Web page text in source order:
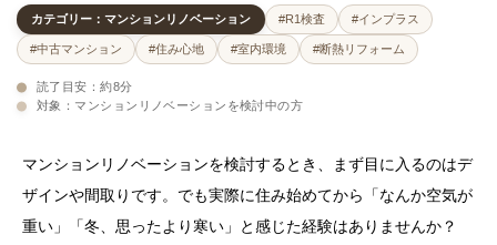
カテゴリー：マンションリノベーション #R1検査 #インプラス
#中古マンション #住み心地 #室内環境 #断熱リフォーム
読了目安：約8分
対象：マンションリノベーションを検討中の方
マンションリノベーションを検討するとき、まず目に入るのはデ
ザインや間取りです。でも実際に住み始めてから「なんか空気が
重い」「冬、思ったより寒い」と感じた経験はありませんか？